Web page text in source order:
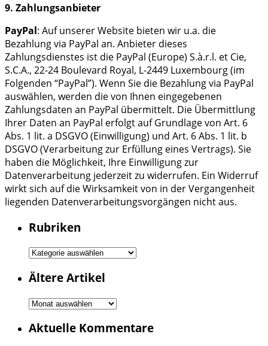
9. Zahlungsanbieter
PayPal: Auf unserer Website bieten wir u.a. die
Bezahlung via PayPal an. Anbieter dieses
Zahlungsdienstes ist die PayPal (Europe) S.à.r.l. et Cie,
S.C.A., 22-24 Boulevard Royal, L-2449 Luxembourg (im
Folgenden “PayPal”). Wenn Sie die Bezahlung via PayPal
auswählen, werden die von Ihnen eingegebenen
Zahlungsdaten an PayPal übermittelt. Die Übermittlung
Ihrer Daten an PayPal erfolgt auf Grundlage von Art. 6
Abs. 1 lit. a DSGVO (Einwilligung) und Art. 6 Abs. 1 lit. b
DSGVO (Verarbeitung zur Erfüllung eines Vertrags). Sie
haben die Möglichkeit, Ihre Einwilligung zur
Datenverarbeitung jederzeit zu widerrufen. Ein Widerruf
wirkt sich auf die Wirksamkeit von in der Vergangenheit
liegenden Datenverarbeitungsvorgängen nicht aus.
Rubriken
Rubriken
Ältere Artikel
Ältere
Aktuelle Kommentare